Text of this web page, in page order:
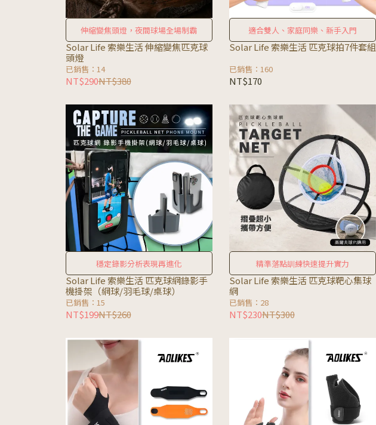
伸縮變焦頭燈，夜間球場全場制霸
Solar Life 索樂生活 伸縮變焦匹克球
頭燈
已銷售：14
NT$290NT$380
適合雙人、家庭同樂、新手入門
Solar Life 索樂生活 匹克球拍7件套組
已銷售：160
NT$170
穩定錄影分析表現再進化
Solar Life 索樂生活 匹克球網錄影手
機掛架（網球/羽毛球/桌球）
已銷售：15
NT$199NT$260
精準落點訓練快速提升實力
Solar Life 索樂生活 匹克球靶心集球
網
已銷售：28
NT$230NT$300